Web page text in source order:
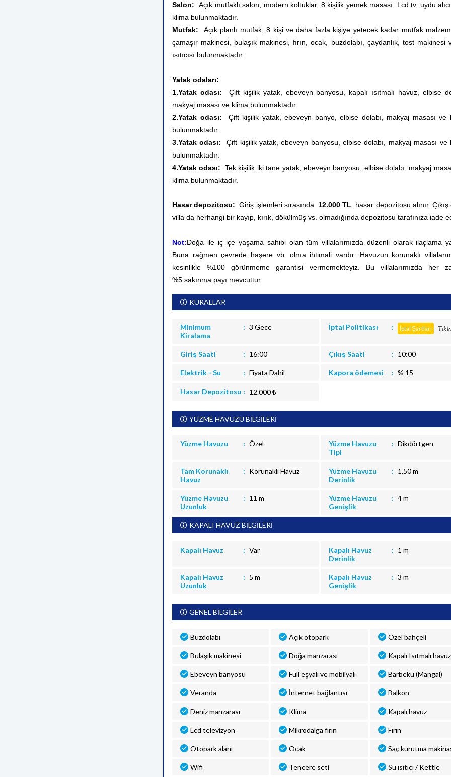
Salon: Açık mutfaklı salon, modern koltuklar, 8 kişilik yemek masası, Lcd tv, uydu
klima bulunmaktadır.
Mutfak: Açık planlı mutfak, 8 kişi ve daha fazla kişiye yetecek kadar mutfak
çamaşır makinesi, bulaşık makinesi, fırın, ocak, buzdolabı, çaydanlık, tost makinesi
ısıtıcısı bulunmaktadır.
Yatak odaları:
1.Yatak odası:
Çift kişilik yatak, ebeveyn banyosu, kapalı ısıtmalı havuz, elbise
makyaj masası ve klima bulunmaktadır.
2.Yatak odası:
Çift kişilik yatak, ebeveyn banyo, elbise dolabı, makyaj masası ve
bulunmaktadır.
3.Yatak odası:
Çift kişilik yatak, ebeveyn banyosu, elbise dolabı, makyaj masası ve
bulunmaktadır.
4.Yatak odası:
Tek kişilik iki tane yatak, ebeveyn banyosu, elbise dolabı, makyaj
klima bulunmaktadır.
Hasar depozitosu: Giriş işlemleri sırasında 12.000 TL hasar depozitosu alınır.
villa da herhangi bir kayıp, kırık, dökülmüş vs. olmadığında depozitosu tarafınıza iade
Not:Doğa ile iç içe yaşama sahibi olan tüm villalarımızda düzenli olarak ilaçlama
Buna rağmen çevrede haşere vb. olma ihtimali vardır. Havuzun korunaklı
kesinlikle %100 görünmeme garantisi vermemekteyiz. Bu villalarımızda her
%5 sakınma payı mevcuttur.
KURALLAR
Minimum
Kiralama
3 Gece İptal Politikası İptal Şartları
Giriş Saati 16:00 Çıkış Saati 10:00
Elektrik - Su Fiyata Dahil Kapora ödemesi % 15
Hasar Depozitosu 12.000 ₺
YÜZME HAVUZU BİLGİLERİ
Yüzme Havuzu Özel
Yüzme Havuzu
Tipi
Dikdörtgen
Tam Korunaklı
Havuz
Korunaklı Havuz
Yüzme Havuzu
Derinlik
1.50 m
Yüzme Havuzu
Uzunluk
11 m
Yüzme Havuzu
Genişlik
4 m
KAPALI HAVUZ BİLGİLERİ
Kapalı Havuz Var
Kapalı Havuz
Derinlik
1 m
Kapalı Havuz
Uzunluk
5 m
Kapalı Havuz
Genişlik
3 m
GENEL BİLGİLER
Buzdolabı Açık otopark Özel bahçeli
Bulaşık makinesi Doğa manzarası Kapalı Isıtmalı havuz
Ebeveyn banyosu Full eşyalı ve mobilyalı Barbekü (Mangal)
Veranda İnternet bağlantısı Balkon
Deniz manzarası Klima Kapalı havuz
Lcd televizyon Mikrodalga fırın Fırın
Otopark alanı Ocak Saç kurutma
Wifi Tencere seti Su ısıtıcı / Kettle